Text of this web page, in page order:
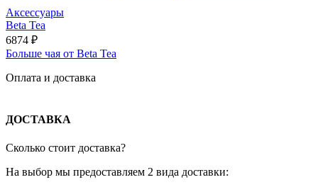
Аксессуары
Beta Tea
6874 ₽
Больше чая от Beta Tea
Оплата и доставка
ДОСТАВКА
Сколько стоит доставка?
На выбор мы предоставляем 2 вида доставки: